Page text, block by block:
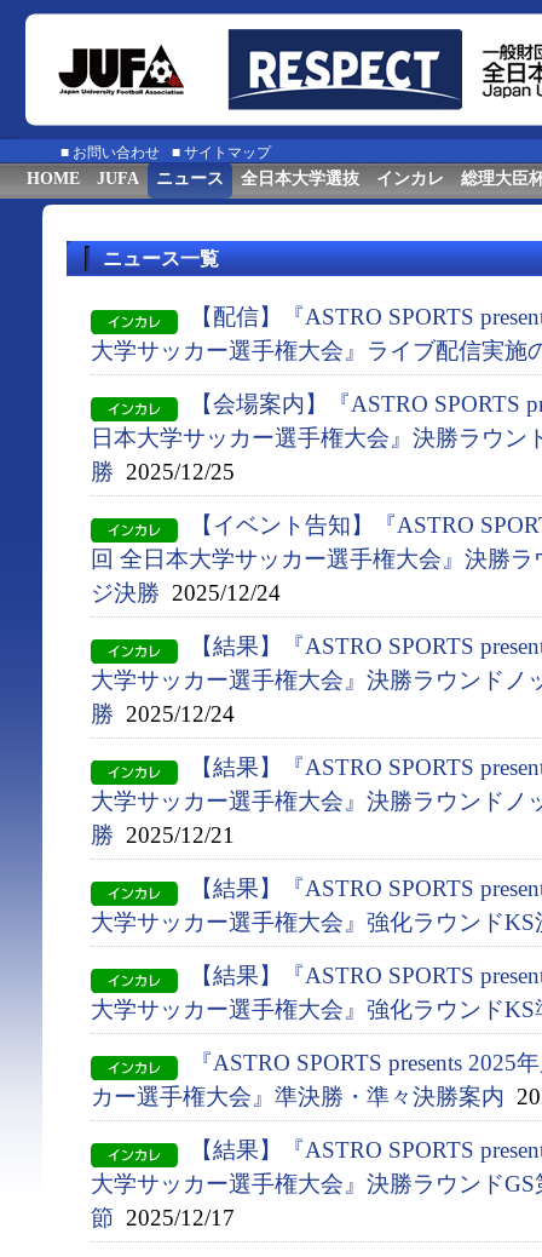
■ お問い合わせ ■ サイトマップ
HOME JUFA ニュース 全日本大学選抜 インカレ 総理大臣
ニュース一覧
【配信】『ASTRO SPORTS
大学サッカー選手権大会』ライブ配信実施
【会場案内】『ASTRO SPORTS
日本大学サッカー選手権大会』決勝ラウン
勝 2025/12/25
【イベント告知】『ASTRO
回 全日本大学サッカー選手権大会』決勝
ジ決勝 2025/12/24
【結果】『ASTRO SPORTS
大学サッカー選手権大会』決勝ラウンドノ
勝 2025/12/24
【結果】『ASTRO SPORTS
大学サッカー選手権大会』決勝ラウンドノ
勝 2025/12/21
【結果】『ASTRO SPORTS
大学サッカー選手権大会』強化ラウンドKS
【結果】『ASTRO SPORTS
大学サッカー選手権大会』強化ラウンドKS
『ASTRO SPORTS presents
カー選手権大会』準決勝・準々決勝案内
【結果】『ASTRO SPORTS
大学サッカー選手権大会』決勝ラウンド
節 2025/12/17